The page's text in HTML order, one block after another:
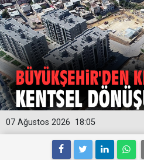
18:05
07 Ağustos 2026